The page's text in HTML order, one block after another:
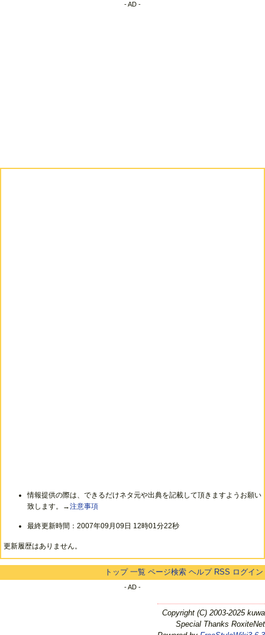
- AD -
情報提供の際は、できるだけネタ元や出典を記載して頂きますようお願い
致します。→注意事項
最終更新時間：2007年09月09日 12時01分22秒
更新履歴はありません。
トップ 一覧 ページ検索 ヘルプ RSS ログイン
- AD -
Copyright (C) 2003-2025 kuwa
Special Thanks RoxiteNet